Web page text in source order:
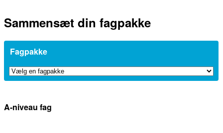
Sammensæt din fagpakke
Fagpakke
A-niveau fag